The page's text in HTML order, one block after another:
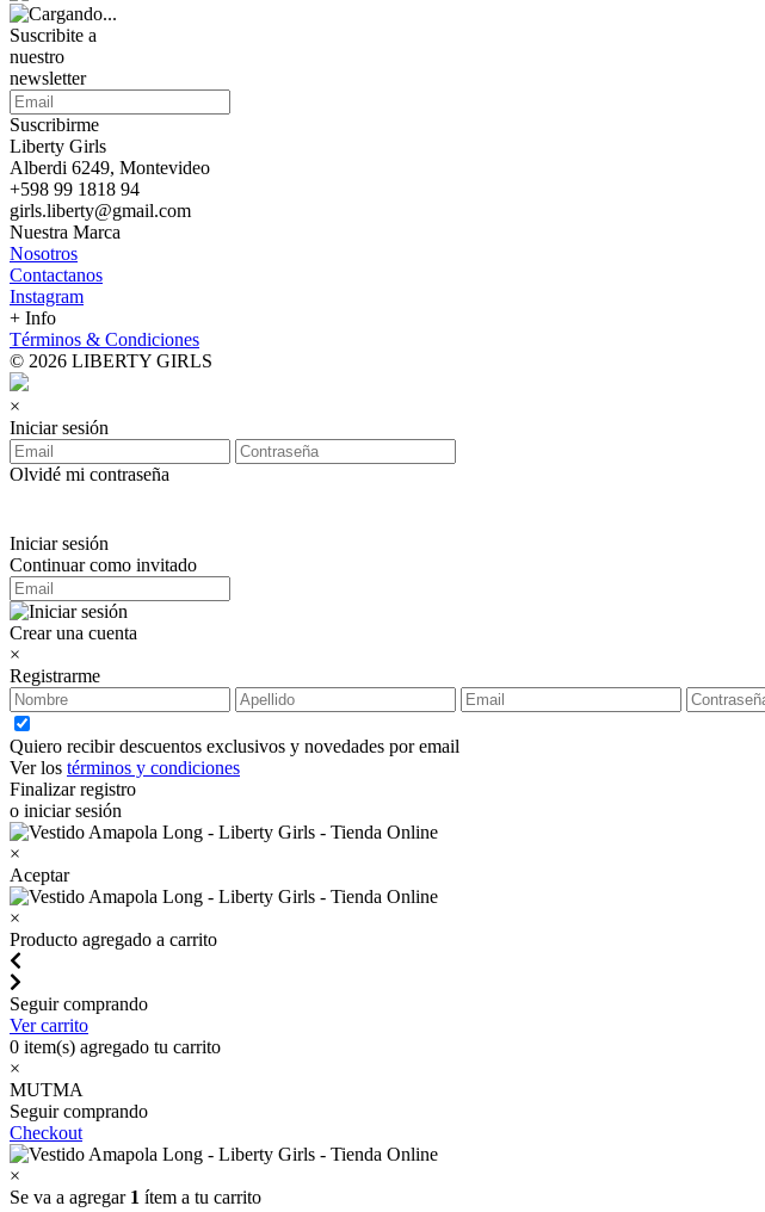
Suscribite a
nuestro
newsletter
Suscribirme
Liberty Girls
Alberdi 6249, Montevideo
+598 99 1818 94
girls.liberty@gmail.com
Nuestra Marca
Nosotros
Contactanos
Instagram
+ Info
Términos & Condiciones
© 2026 LIBERTY GIRLS
×
Iniciar sesión
Olvidé mi contraseña
Iniciar sesión
Continuar como invitado
Crear una cuenta
×
Registrarme
Quiero recibir descuentos exclusivos y novedades por email
Ver los términos y condiciones
Finalizar registro
o iniciar sesión
×
Aceptar
×
Producto agregado a carrito
Seguir comprando
Ver carrito
0 item(s) agregado tu carrito
×
MUTMA
Seguir comprando
Checkout
×
Se va a agregar 1 ítem a tu carrito